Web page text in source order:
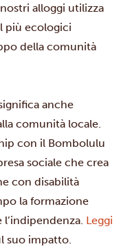
alloggi utilizza
più ecologici
della comunità
anche
comunità locale.
con il Bombolulu
sociale che crea
con disabilità
la formazione
Leggi
suo impatto.